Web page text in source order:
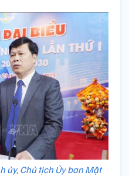
ủy, Chủ tịch Ủy ban Mặt